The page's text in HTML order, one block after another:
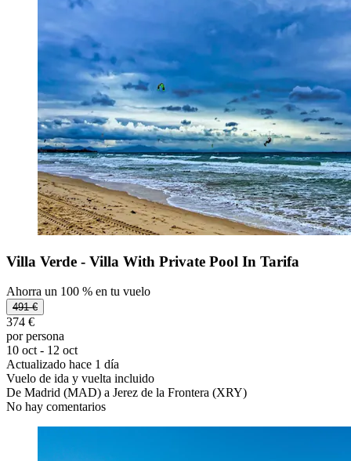
Villa Verde - Villa With Private Pool In Tarifa
Ahorra un 100 % en tu vuelo
491 €
374 €
por persona
10 oct - 12 oct
Actualizado hace 1 día
Vuelo de ida y vuelta incluido
De Madrid (MAD) a Jerez de la Frontera (XRY)
No hay comentarios